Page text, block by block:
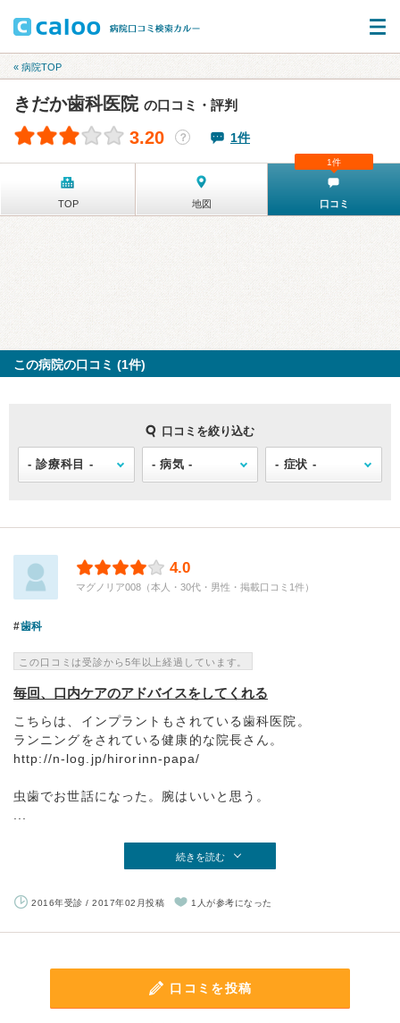
« 病院TOP
きだか歯科医院 の口コミ・評判
3.20 ？ 1件
TOP 地図 口コミ
1件
この病院の口コミ (1件)
口コミを絞り込む
4.0
マグノリア008（本人・30代・男性・掲載口コミ1件）
歯科
この口コミは受診から5年以上経過しています。
毎回、口内ケアのアドバイスをしてくれる
こちらは、インプラントもされている歯科医院。
ランニングをされている健康的な院長さん。
http://n-log.jp/hirorinn-papa/
虫歯でお世話になった。腕はいいと思う。
続きを読む
2016年受診 / 2017年02月投稿 1人が参考になった
口コミを投稿